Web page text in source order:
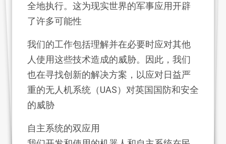
全地执行。这为现实世界的军事应用开辟
了许多可能性
我们的工作包括理解并在必要时应对其他
人使用这些技术造成的威胁。因此，我们
也在寻找创新的解决方案，以应对日益严
重的无人机系统（UAS）对英国国防和安全
的威胁
自主系统的双应用